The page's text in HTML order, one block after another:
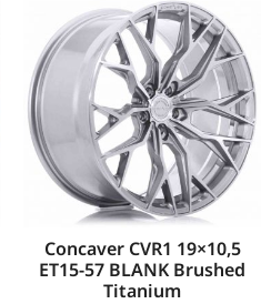
Concaver CVR1 19×10,5
ET15-57 BLANK Brushed
Titanium